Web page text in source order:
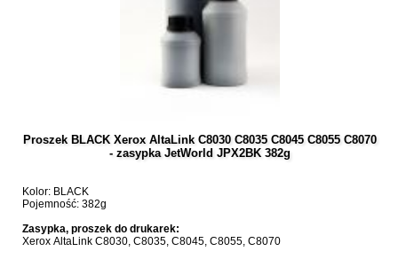
Proszek BLACK Xerox AltaLink C8030 C8035 C8045 C8055 C8070
- zasypka JetWorld JPX2BK 382g
Kolor: BLACK
Pojemność: 382g
Zasypka, proszek do drukarek:
Xerox AltaLink C8030, C8035, C8045, C8055, C8070